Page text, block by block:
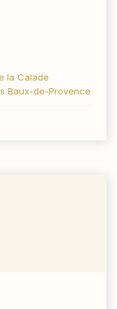
la Calade
Baux-de-Provence